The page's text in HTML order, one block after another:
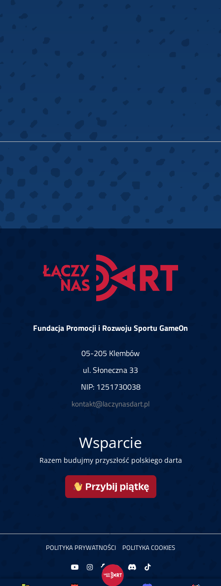
Fundacja Promocji i Rozwoju Sportu GameOn
05-205 Klembów
ul. Słoneczna 33
NIP: 1251730038
kontakt@laczynasdart.pl
Wsparcie
Razem budujmy przyszłość polskiego darta
POLITYKA PRYWATNOŚCI POLITYKA COOKIES